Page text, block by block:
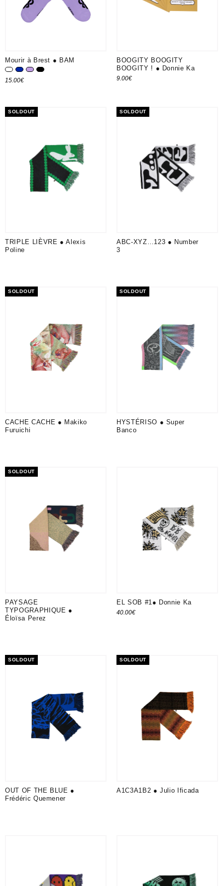
Mourir à Brest ● BAM
BlancBleu K
Lavande
Noir
15.00€
BOOGITY BOOGITY
BOOGITY ! ● Donnie Ka
9.00€
SOLDOUT
TRIPLE LIÈVRE ● Alexis
Poline
SOLDOUT
ABC-XYZ…123 ● Number
3
SOLDOUT
CACHE CACHE ● Makiko
Furuichi
SOLDOUT
HYSTÉRISO ● Super
Banco
SOLDOUT
PAYSAGE
TYPOGRAPHIQUE ●
Éloïsa Perez
EL SOB #1● Donnie Ka
40.00€
SOLDOUT
OUT OF THE BLUE ●
Frédéric Quemener
SOLDOUT
A1C3A1B2 ● Julio Ificada